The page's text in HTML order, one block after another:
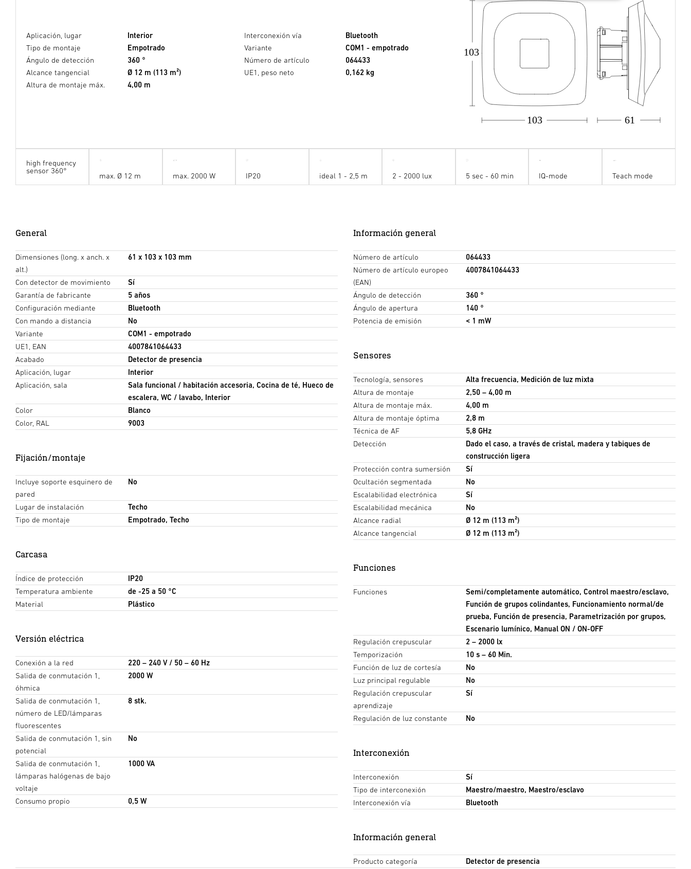
Aplicación, lugar
Interior
Tipo de montaje
Empotrado
Ángulo de detección
360 °
Alcance tangencial
Ø 12 m (113 m²)
Altura de montaje máx.
4,00 m
Interconexión vía
Bluetooth
Variante
COM1 - empotrado
Número de artículo
064433
UE1, peso neto
0,162 kg
103
103 61
high frequency
sensor 360°
max. Ø 12 m max. 2000 W IP20 ideal 1 - 2,5 m 2 - 2000 lux 5 sec - 60 min IQ-mode Teach mode
General
Dimensiones (long. x anch. x
alt.)
61 x 103 x 103 mm
Con detector de movimiento
Sí
Garantía de fabricante
5 años
Configuración mediante
Bluetooth
Con mando a distancia
No
Variante
COM1 - empotrado
UE1, EAN
4007841064433
Acabado
Detector de presencia
Aplicación, lugar
Interior
Aplicación, sala
Sala funcional / habitación accesoria, Cocina de té, Hueco de
escalera, WC / lavabo, Interior
Color
Blanco
Color, RAL
9003
Fijación/montaje
Incluye soporte esquinero de
pared
No
Lugar de instalación
Techo
Tipo de montaje
Empotrado, Techo
Carcasa
Índice de protección
IP20
Temperatura ambiente
de -25 a 50 °C
Material
Plástico
Versión eléctrica
Conexión a la red
220 – 240 V / 50 – 60 Hz
Salida de conmutación 1,
óhmica
2000 W
Salida de conmutación 1,
número de LED/lámparas
fluorescentes
8 stk.
Salida de conmutación 1, sin
potencial
No
Salida de conmutación 1,
lámparas halógenas de bajo
voltaje
1000 VA
Consumo propio 0,5 W
Información general
Número de artículo
064433
Número de artículo europeo
(EAN)
4007841064433
Ángulo de detección
360 °
Ángulo de apertura
140 °
Potencia de emisión
< 1 mW
Sensores
Tecnología, sensores
Alta frecuencia, Medición de luz mixta
Altura de montaje
2,50 – 4,00 m
Altura de montaje máx.
4,00 m
Altura de montaje óptima
2,8 m
Técnica de AF
5,8 GHz
Detección
Dado el caso, a través de cristal, madera y tabiques de
construcción ligera
Protección contra sumersión
Sí
Ocultación segmentada
No
Escalabilidad electrónica
Sí
Escalabilidad mecánica
No
Alcance radial
Ø 12 m (113 m²)
Alcance tangencial
Ø 12 m (113 m²)
Funciones
Funciones
Semi/completamente automático, Control maestro/esclavo,
Función de grupos colindantes, Funcionamiento normal/de
prueba, Función de presencia, Parametrización por grupos,
Escenario lumínico, Manual ON / ON-OFF
Regulación crepuscular
2 – 2000 lx
Temporización
10 s – 60 Min.
Función de luz de cortesía
No
Luz principal regulable
No
Regulación crepuscular
aprendizaje
Sí
Regulación de luz constante No
Interconexión
Interconexión
Sí
Tipo de interconexión
Maestro/maestro, Maestro/esclavo
Interconexión vía
Bluetooth
Información general
Producto categoría Detector de presencia